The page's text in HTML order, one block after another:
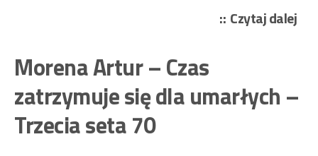
Czytaj dalej
Morena Artur – Czas
zatrzymuje się dla umarłych –
Trzecia seta 70